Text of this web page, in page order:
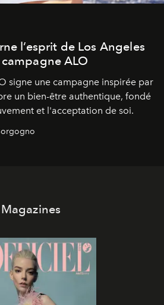
l’esprit de Los Angeles
ALO
signe une campagne inspirée par
un bien-être authentique, fondé
et l'acceptation de soi.
Magazines